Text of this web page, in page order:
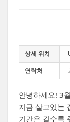
상세 위치
연락처
안녕하세요! 3
지금 살고있는
기간은 길수록